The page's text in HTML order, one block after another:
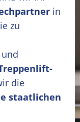
in
zu
und
die
staatlichen